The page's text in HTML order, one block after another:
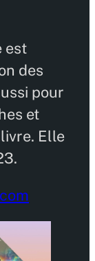
est
des
pour
et
Elle